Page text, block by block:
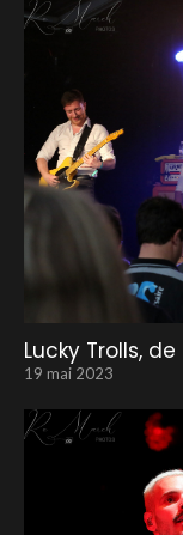
Lucky Trolls,
19 mai 2023